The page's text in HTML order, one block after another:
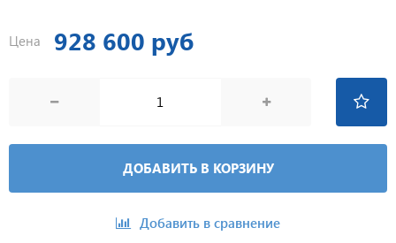
Цена 928 600 руб
ДОБАВИТЬ В КОРЗИНУ
Добавить в сравнение